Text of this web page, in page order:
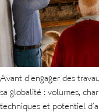
Avant d’engager des
sa globalité : volumes,
techniques et potentiel